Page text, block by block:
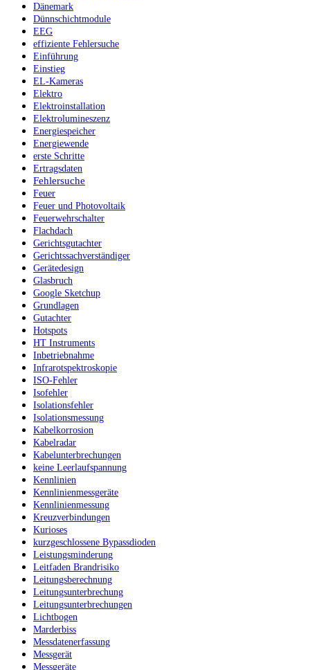
Dänemark
Dünnschichtmodule
EEG
effiziente Fehlersuche
Einführung
Einstieg
EL-Kameras
Elektro
Elektroinstallation
Elektrolumineszenz
Energiespeicher
Energiewende
erste Schritte
Ertragsdaten
Fehlersuche
Feuer
Feuer und Photovoltaik
Feuerwehrschalter
Flachdach
Gerichtsgutachter
Gerichtssachverständiger
Gerätedesign
Glasbruch
Google Sketchup
Grundlagen
Gutachter
Hotspots
HT Instruments
Inbetriebnahme
Infrarotspektroskopie
ISO-Fehler
Isofehler
Isolationsfehler
Isolationsmessung
Kabelkorrosion
Kabelradar
Kabelunterbrechungen
keine Leerlaufspannung
Kennlinien
Kennlinienmessgeräte
Kennlinienmessung
Kreuzverbindungen
Kurioses
kurzgeschlossene Bypassdioden
Leistungsminderung
Leitfaden Brandrisiko
Leitungsberechnung
Leitungsunterbrechung
Leitungsunterbrechungen
Lichtbogen
Marderbiss
Messdatenerfassung
Messgerät
Messgeräte